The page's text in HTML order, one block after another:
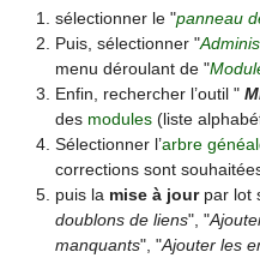
sélectionner le "panneau
Puis, sélectionner "
menu déroulant de "
Enfin, rechercher l’outil "
des modules(liste
Sélectionner l’arbre
corrections sont
puis la mise à jourpar lot
doublons de liens", "
manquants", "Ajouter les